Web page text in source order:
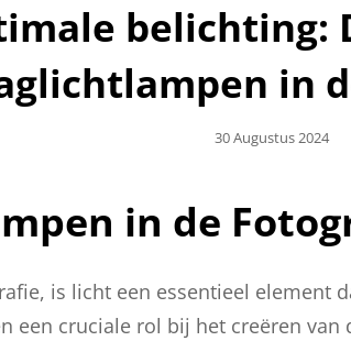
belichting:
in
Geplaatst
30 Augustus 2024
in de
is licht een essentieel element
een cruciale rol bij het creëren